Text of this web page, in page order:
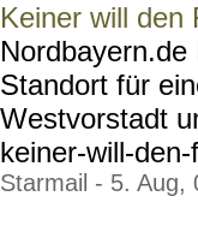
Keiner will den
Nordbayern.de
Standort für
Westvorstadt
keiner-will-
Starmail - 5. Aug,